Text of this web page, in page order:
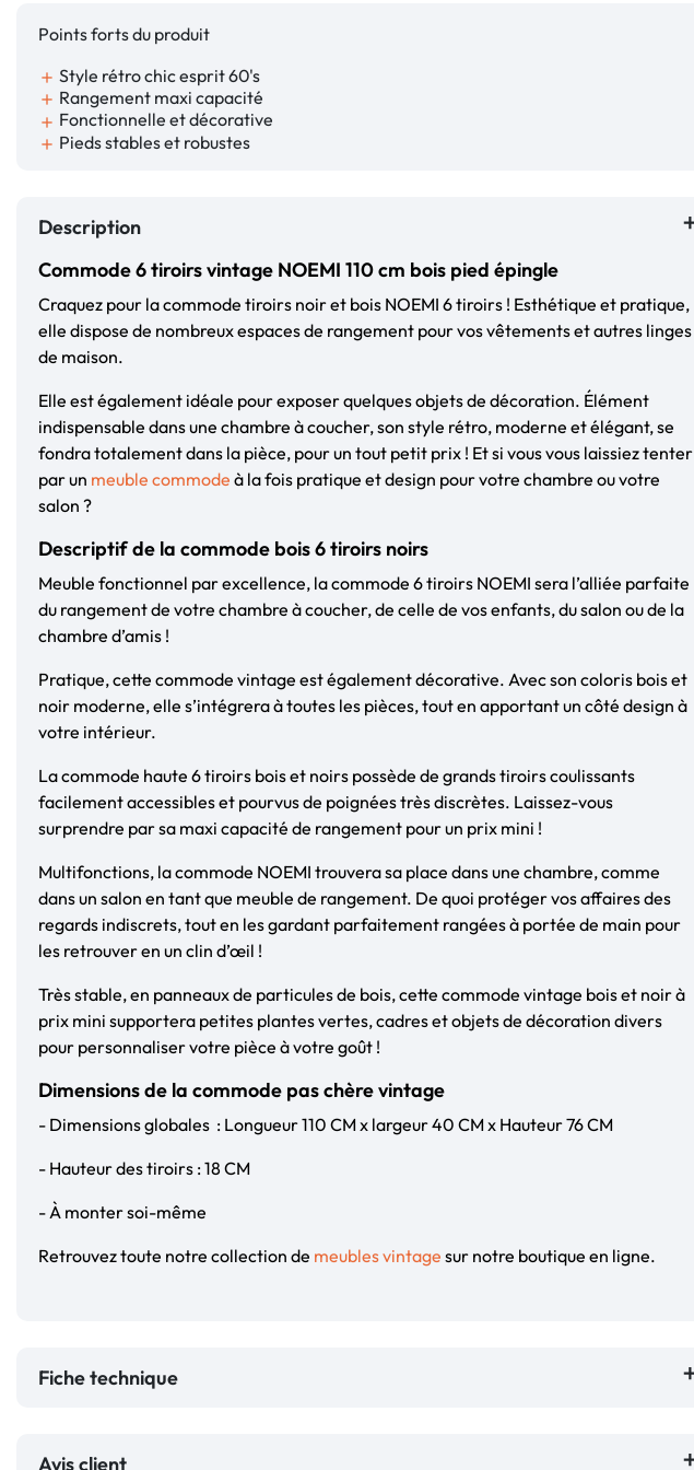
Points forts du produit
add Style rétro chic esprit 60's
add Rangement maxi capacité
add Fonctionnelle et décorative
add Pieds stables et robustes
Description
Commode 6 tiroirs vintage NOEMI 110 cm bois pied épingle
Craquez pour la commode tiroirs noir et bois NOEMI 6 tiroirs ! Esthétique et pratique,
elle dispose de nombreux espaces de rangement pour vos vêtements et autres linges
de maison.
Elle est également idéale pour exposer quelques objets de décoration. Élément
indispensable dans une chambre à coucher, son style rétro, moderne et élégant, se
fondra totalement dans la pièce, pour un tout petit prix ! Et si vous vous laissiez tenter
par un meuble commode à la fois pratique et design pour votre chambre ou votre
salon ?
Descriptif de la commode bois 6 tiroirs noirs
Meuble fonctionnel par excellence, la commode 6 tiroirs NOEMI sera l’alliée parfaite
du rangement de votre chambre à coucher, de celle de vos enfants, du salon ou de la
chambre d’amis !
Pratique, cette commode vintage est également décorative. Avec son coloris bois et
noir moderne, elle s’intégrera à toutes les pièces, tout en apportant un côté design à
votre intérieur.
La commode haute 6 tiroirs bois et noirs possède de grands tiroirs coulissants
facilement accessibles et pourvus de poignées très discrètes. Laissez-vous
surprendre par sa maxi capacité de rangement pour un prix mini !
Multifonctions, la commode NOEMI trouvera sa place dans une chambre, comme
dans un salon en tant que meuble de rangement. De quoi protéger vos affaires des
regards indiscrets, tout en les gardant parfaitement rangées à portée de main pour
les retrouver en un clin d’œil !
Très stable, en panneaux de particules de bois, cette commode vintage bois et noir à
prix mini supportera petites plantes vertes, cadres et objets de décoration divers
pour personnaliser votre pièce à votre goût !
Dimensions de la commode pas chère vintage
- Dimensions globales : Longueur 110 CM x largeur 40 CM x Hauteur 76 CM
- Hauteur des tiroirs : 18 CM
- À monter soi-même
Retrouvez toute notre collection de meubles vintage sur notre boutique en ligne.
Fiche technique
Avis client